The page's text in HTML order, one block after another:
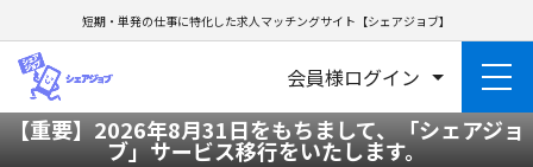
【重要】2026年8月31日をもちまして、「シェアジョ
ブ」サービス移行をいたします。
短期・単発の仕事に特化した求人マッチングサイト【シェアジョブ】
会員様ログイン